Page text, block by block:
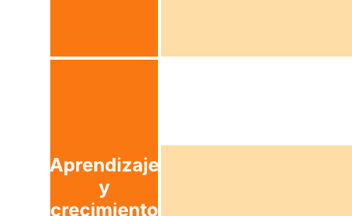
Fijar las metas organizacionales grandes y estratégicas.
Desglosar las metas en iniciativas pequeñas y mensurables en
intervalos de 30, 60 y 90 días.
Colaborar con colegas para verificar si se cumplen las metas.